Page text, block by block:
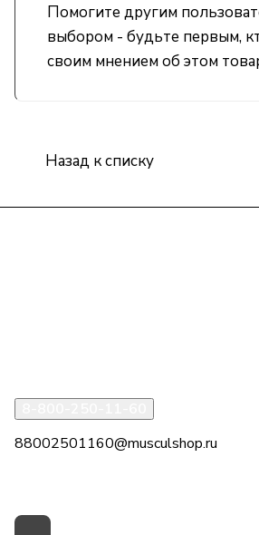
Помогите другим
выбором - будьте первым,
своим мнением об этом
Назад к списку
88002501160@musculshop.ru